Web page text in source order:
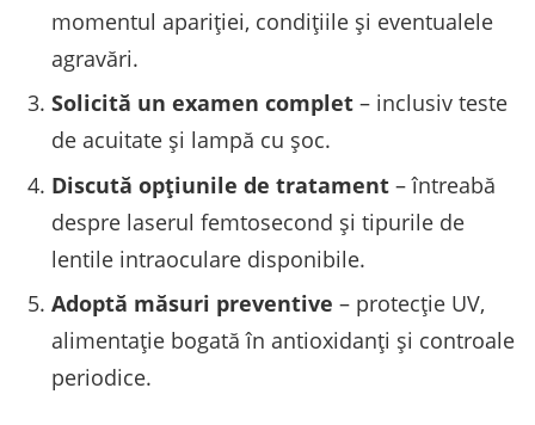
momentul apariţiei, condiţiile şi eventualele
agravări.
Solicită un examen complet – inclusiv teste
de acuitate şi lampă cu şoc.
Discută opţiunile de tratament – întreabă
despre laserul femtosecond şi tipurile de
lentile intraoculare disponibile.
Adoptă măsuri preventive – protecţie UV,
alimentaţie bogată în antioxidanţi şi controale
periodice.